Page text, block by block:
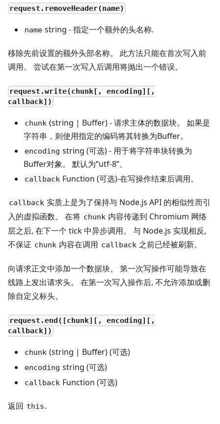
request.removeHeader(name)
name string - 指定一个额外的头名称.
移除先前设置的额外头部名称。 此方法只能在首次写入前
调用。 尝试在第一次写入后调用将抛出一个错误。
request.write(chunk[, encoding][,
callback])
chunk (string | Buffer) - 请求主体的数据块。 如果是
字符串，则使用指定的编码将其转换为Buffer。
encoding string (可选) - 用于将字符串块转换为
Buffer对象。 默认为“utf-8”。
callback Function (可选)-在写操作结束后调用。
callback 实质上是为了保持与 Node.js API 的相似性而引
入的虚拟函数。 在将 chunk 内容传递到 Chromium 网络
层之后, 在下一个 tick 中异步调用。 与 Node.js 实现相反,
不保证 chunk 内容在调用 callback 之前已经被刷新。
向请求正文中添加一个数据块。 第一次写操作可能导致在
线路上发出请求头。 在第一次写入操作后, 不允许添加或删
除自定义标头。
request.end([chunk][, encoding][,
callback])
chunk (string | Buffer) (可选)
encoding string (可选)
callback Function (可选)
返回 this.